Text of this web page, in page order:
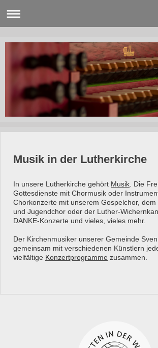
Musik in der Lutherkirche
In unsere Lutherkirche gehört Musik . Die
Gottesdienste mit Chormusik oder
Chorkonzerte mit unserem Gospelchor, dem
und Jugendchor oder der Luther-
DANKE-Konzerte und vieles, vieles mehr.
Der Kirchenmusiker unserer Gemeinde
gemeinsam mit verschiedenen Künstlern
vielfältige Konzertprogramme zusammen.